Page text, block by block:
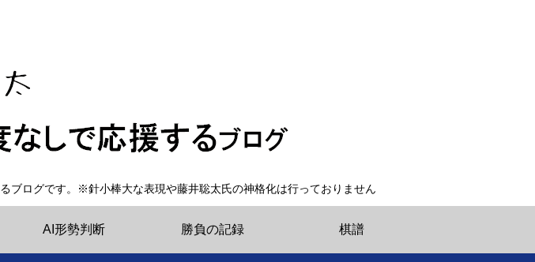
ブログです。※針小棒大な表現や藤井聡太氏の神格化は行っておりません
AI形勢判断 勝負の記録 棋譜